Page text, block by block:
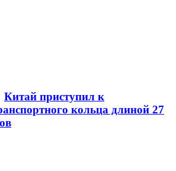
Китай приступил к
кольца длиной 27